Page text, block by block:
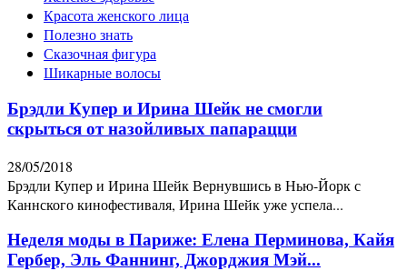
Красота женского лица
Полезно знать
Сказочная фигура
Шикарные волосы
Брэдли Купер и Ирина Шейк не смогли
скрыться от назойливых папарацци
28/05/2018
Брэдли Купер и Ирина Шейк Вернувшись в Нью-Йорк с
Каннского кинофестиваля, Ирина Шейк уже успела...
Неделя моды в Париже: Елена Перминова, Кайя
Гербер, Эль Фаннинг, Джорджия Мэй...